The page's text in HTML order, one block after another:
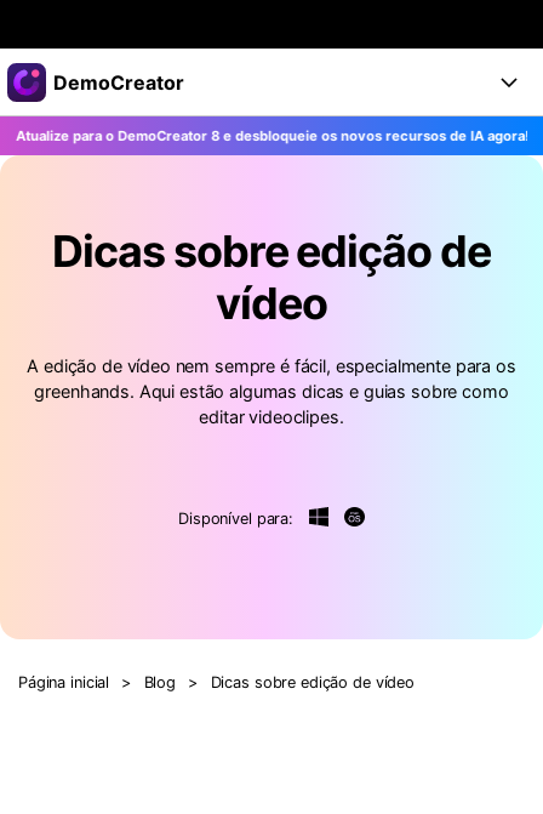
Produtos em destaque
Criatividade digital com IA generativa
Utilitários
Negócios
Sala de imprensa
Suporte
DemoCreator
Produtos
Recursos
Todos os recursos >
Recursos de IA
Todos os recursos de IA >
Soluções
Blog
Começe a Usar
TESTE GRÁTIS COMPRE AGORA
Entrar
Atualize para o DemoCreator 8 e desbloqueie os novos recursos de IA agora!
Dicas sobre edição de
vídeo
A edição de vídeo nem sempre é fácil, especialmente para os
greenhands. Aqui estão algumas dicas e guias sobre como
editar videoclipes.
Disponível para:
Página inicial > Blog > Dicas sobre edição de vídeo